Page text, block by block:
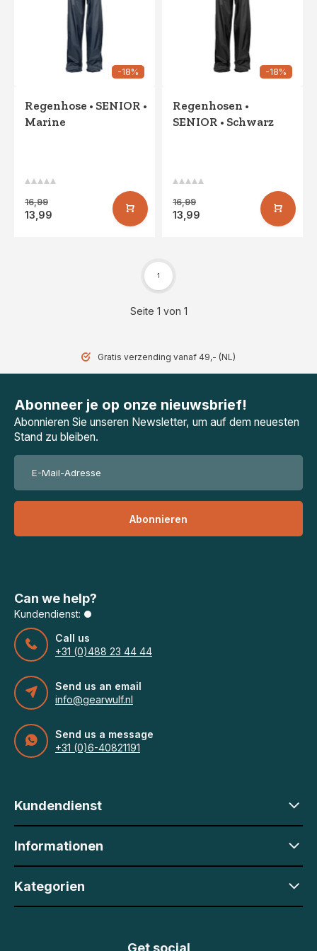
-18%
Regenhose • SENIOR •
Marine
16,99
13,99
-18%
Regenhosen •
SENIOR • Schwarz
16,99
13,99
Seite 1 von 1
1
Gratis verzending vanaf 49,- (NL)
Abonneer je op onze nieuwsbrief!
Abonnieren Sie unseren Newsletter, um auf dem neuesten
Stand zu bleiben.
Abonnieren
Can we help?
Kundendienst:
Call us
+31 (0)488 23 44 44
Send us an email
info@gearwulf.nl
Send us a message
+31 (0)6-40821191
Kundendienst
Informationen
Kategorien
Get social